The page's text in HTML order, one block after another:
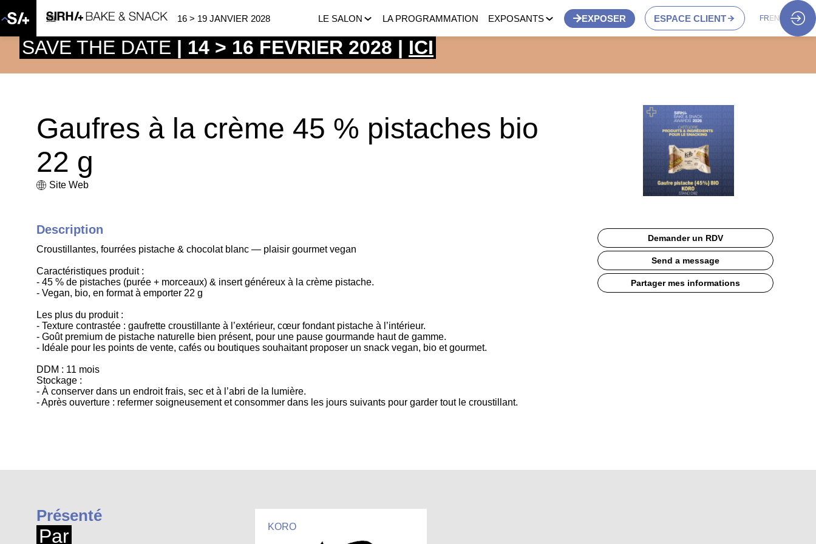
16 > 19 JANVIER 2028 LE SALON LA PROGRAMMATION EXPOSANTS EXPOSER ESPACE CLIENT FR EN
Gaufres à la crème 45 % pistaches bio
22 g
Site Web
Demander un RDV
Send a message
Partager mes informations
Description
Croustillantes, fourrées pistache & chocolat blanc — plaisir gourmet vegan
Caractéristiques produit :
- 45 % de pistaches (purée + morceaux) & insert généreux à la crème pistache.
- Vegan, bio, en format à emporter 22 g
Les plus du produit :
- Texture contrastée : gaufrette croustillante à l’extérieur, cœur fondant pistache à l’intérieur.
- Goût premium de pistache naturelle bien présent, pour une pause gourmande haut de gamme.
- Idéale pour les points de vente, cafés ou boutiques souhaitant proposer un snack vegan, bio et gourmet.
DDM : 11 mois
Stockage :
- À conserver dans un endroit frais, sec et à l’abri de la lumière.
- Après ouverture : refermer soigneusement et consommer dans les jours suivants pour garder tout le croustillant.
Présenté
Par KORO
SAVE THE DATE | 14 > 16 FEVRIER 2028 | ICI